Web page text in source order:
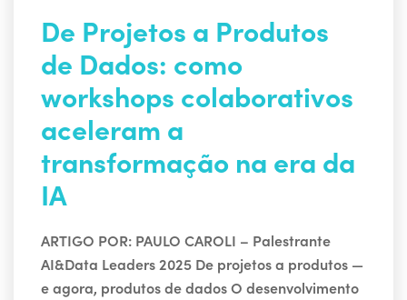
De Projetos a Produtos
de Dados: como
workshops colaborativos
aceleram a
transformação na era da
IA
ARTIGO POR: PAULO CAROLI – Palestrante
AI&Data Leaders 2025 De projetos a produtos —
e agora, produtos de dados O desenvolvimento